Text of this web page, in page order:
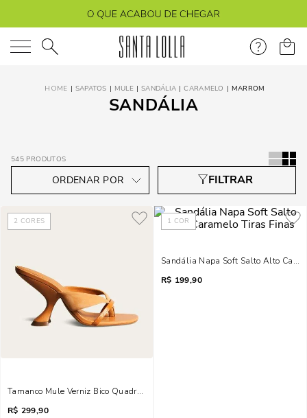
O que você está procurando?
SAPATOS MULE SANDÁLIA CARAMELO MARROM
SANDÁLIA
545 PRODUTOS
2 CORES
Tamanco Mule Verniz Bico Quadrado Salto Geométrico Caramelo Doce De
R$ 299,90
1 COR
Sandália Napa Soft Salto Alto
R$ 199,90